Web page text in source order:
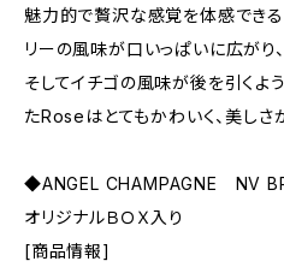
魅力的で贅沢な感覚を体感できる
リーの風味が口いっぱいに広がり
そしてイチゴの風味が後を引くよ
たRoseはとてもかわいく、美しさ
◆ANGEL CHAMPAGNE NV
オリジナルＢＯＸ入り
[商品情報]